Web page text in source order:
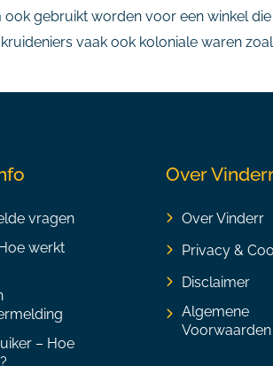
ook gebruikt worden voor een winkel
vaak ook koloniale waren
vragen
werkt
– Hoe
Over
Over Vinderr
Privacy &
Disclaimer
Algemene
Voorwaarden